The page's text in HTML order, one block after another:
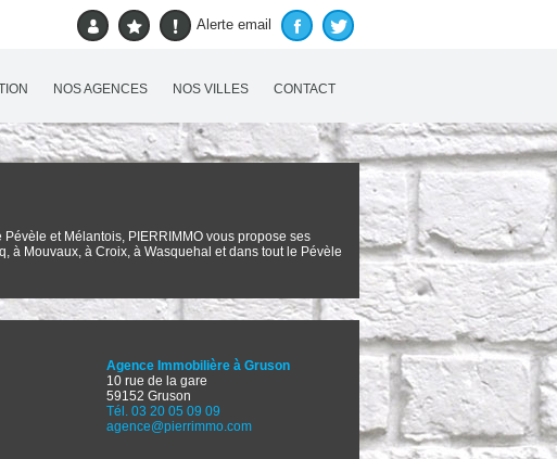
Alerte email
NOS AGENCES NOS VILLES CONTACT
et Mélantois, PIERRIMMO vous propose ses
à Mouvaux, à Croix, à Wasquehal et dans tout le Pévèle
Agence Immobilière à Gruson
10 rue de la gare
59152 Gruson
Tél. 03 20 05 09 09
agence@pierrimmo.com